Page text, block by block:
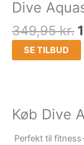
Dive
349,95kr.
SE TILBUD
Køb Dive
Perfekt til